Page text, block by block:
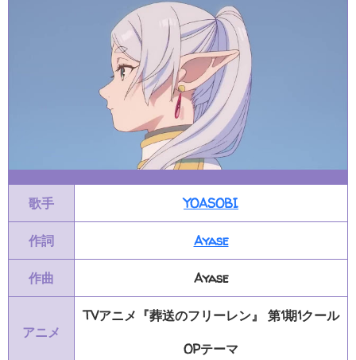
歌手 YOASOBI
作詞 Ayase
作曲 Ayase
アニメ
TVアニメ『葬送のフリーレン』 第1期1クール
OPテーマ